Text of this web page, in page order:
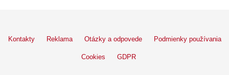
Kontakty Reklama Otázky a odpovede Podmienky používania
Cookies GDPR